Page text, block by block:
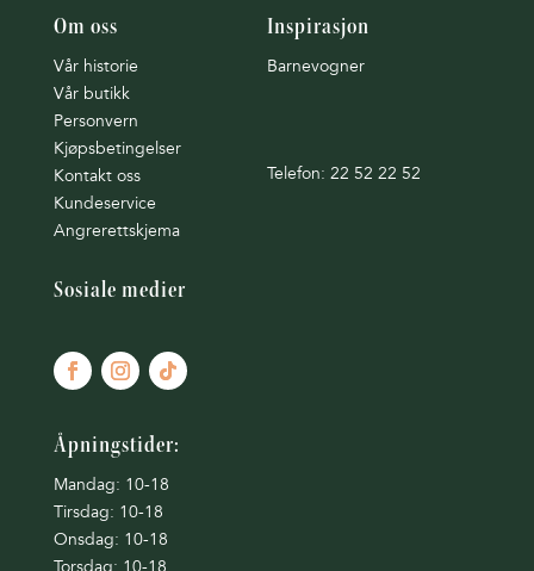
Om oss
Vår historie
Vår butikk
Personvern
Kjøpsbetingelser
Kontakt oss
Kundeservice
Angrerettskjema
Inspirasjon
Barnevogner
Telefon: 22 52 22 52
Sosiale medier
Åpningstider:
Mandag: 10-18
Tirsdag: 10-18
Onsdag: 10-18